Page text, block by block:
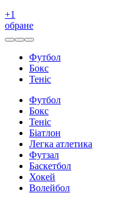
+1
обране
Футбол
Бокс
Теніс
Футбол
Бокс
Теніс
Біатлон
Легка атлетика
Футзал
Баскетбол
Хокей
Волейбол